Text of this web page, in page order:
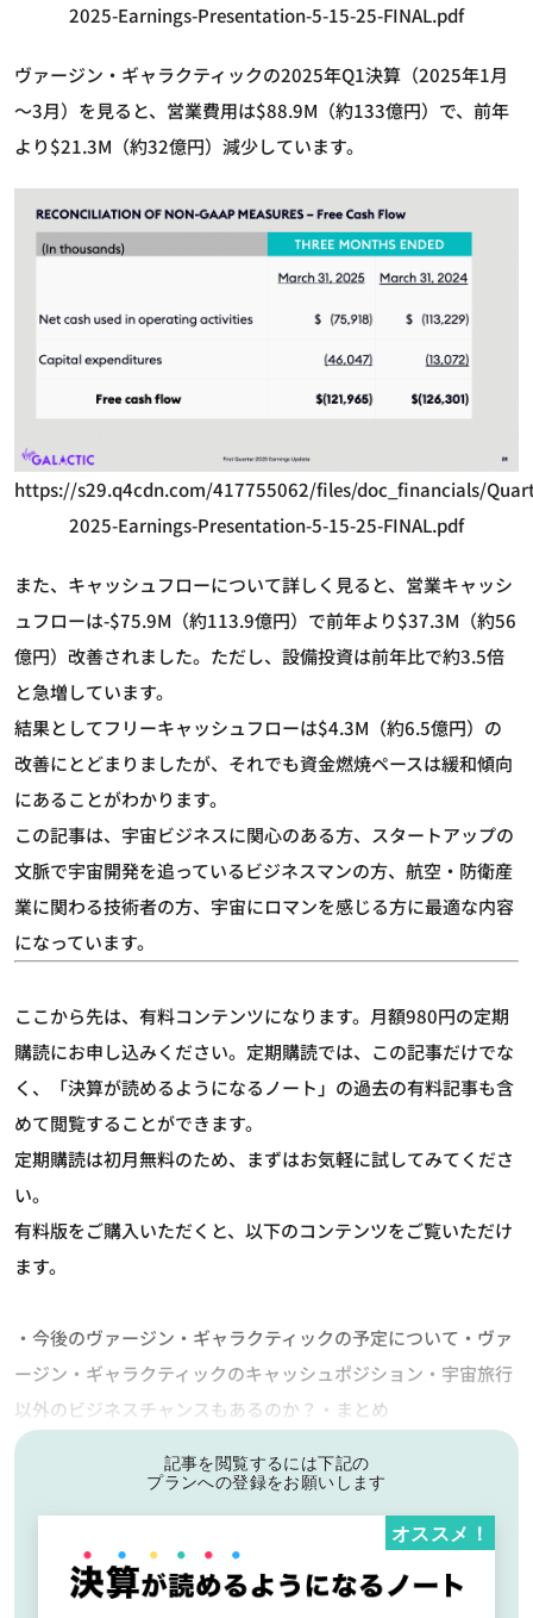
2025-Earnings-Presentation-5-15-25-FINAL.pdf
ヴァージン・ギャラクティックの2025年Q1決算（2025年1月
～3月）を見ると、営業費用は$88.9M（約133億円）で、前年
より$21.3M（約32億円）減少しています。
https://s29.q4cdn.com/417755062/files/doc_financials/
2025-Earnings-Presentation-5-15-25-FINAL.pdf
また、キャッシュフローについて詳しく見ると、営業キャッシ
ュフローは-$75.9M（約113.9億円）で前年より$37.3M（約56
億円）改善されました。ただし、設備投資は前年比で約3.5倍
と急増しています。
結果としてフリーキャッシュフローは$4.3M（約6.5億円）の
改善にとどまりましたが、それでも資金燃焼ペースは緩和傾向
にあることがわかります。
この記事は、宇宙ビジネスに関心のある方、スタートアップの
文脈で宇宙開発を追っているビジネスマンの方、航空・防衛産
業に関わる技術者の方、宇宙にロマンを感じる方に最適な内容
になっています。
ここから先は、有料コンテンツになります。月額980円の定期
購読にお申し込みください。定期購読では、この記事だけでな
く、「決算が読めるようになるノート」の過去の有料記事も含
めて閲覧することができます。
定期購読は初月無料のため、まずはお気軽に試してみてくださ
い。
有料版をご購入いただくと、以下のコンテンツをご覧いただけ
ます。
・今後のヴァージン・ギャラクティックの予定について・ヴァ
ージン・ギャラクティックのキャッシュポジション・宇宙旅行
以外のビジネスチャンスもあるのか？・まとめ
記事を閲覧するには下記の
プランへの登録をお願いします
オススメ！